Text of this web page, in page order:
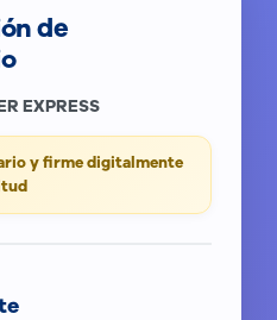
de servicio
PQRS
Políticas de
de
EXPRESS
y firme digitalmente